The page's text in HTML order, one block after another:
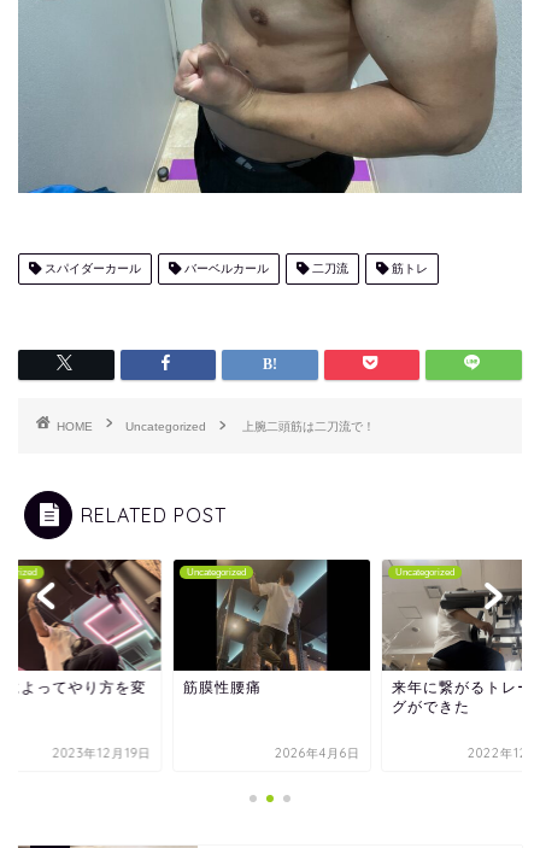
スパイダーカール バーベルカール 二刀流 筋トレ
HOME Uncategorized 上腕二頭筋は二刀流で！
RELATED POST
によってやり方を変
2023年12月19日
Uncategorized
筋膜性腰痛
2026年4月6日
Uncategorized
来年に繋がるトレー
グができた
2022年12